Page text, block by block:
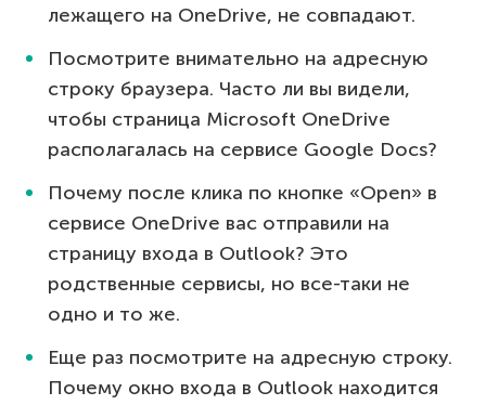
лежащего на OneDrive, не совпадают.
Посмотрите внимательно на адресную
строку браузера. Часто ли вы видели,
чтобы страница Microsoft OneDrive
располагалась на сервисе Google Docs?
Почему после клика по кнопке «Open» в
сервисе OneDrive вас отправили на
страницу входа в Outlook? Это
родственные сервисы, но все-таки не
одно и то же.
Еще раз посмотрите на адресную строку.
Почему окно входа в Outlook находится